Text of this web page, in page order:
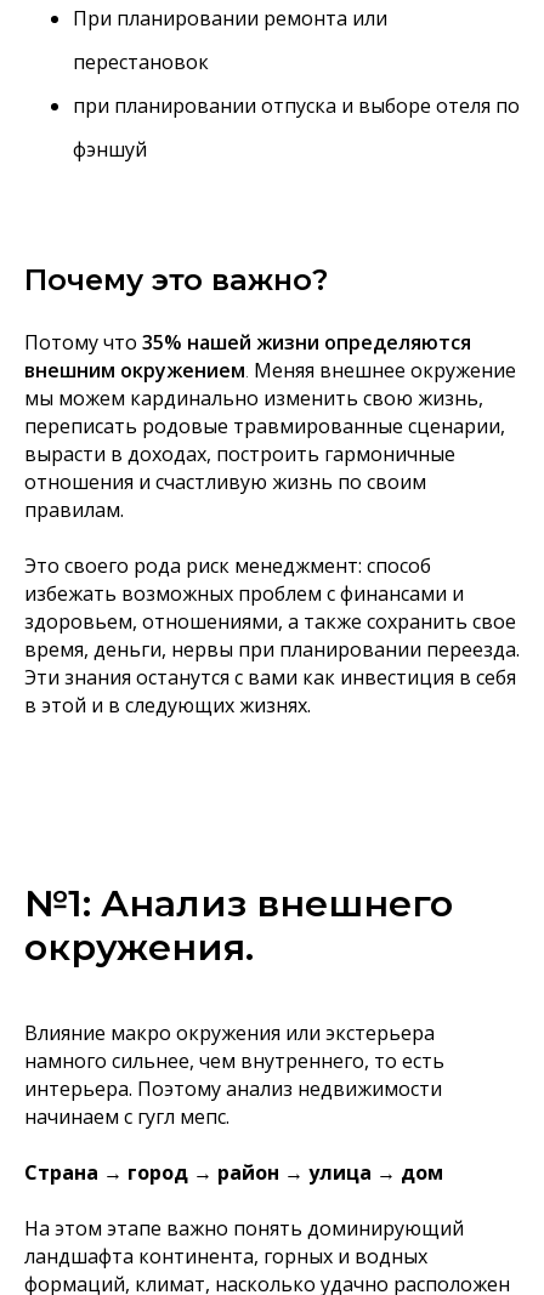
При планировании ремонта или
перестановок
при планировании отпуска и выборе отеля по
фэншуй
Почему это важно?
Потому что 35% нашей жизни определяются
внешним окружением. Меняя внешнее окружение
мы можем кардинально изменить свою жизнь,
переписать родовые травмированные сценарии,
вырасти в доходах, построить гармоничные
отношения и счастливую жизнь по своим
правилам.
Это своего рода риск менеджмент: способ
избежать возможных проблем с финансами и
здоровьем, отношениями, а также сохранить свое
время, деньги, нервы при планировании переезда.
Эти знания останутся с вами как инвестиция в себя
в этой и в следующих жизнях.
№1: Анализ внешнего
окружения.
Влияние макро окружения или экстерьера
намного сильнее, чем внутреннего, то есть
интерьера. Поэтому анализ недвижимости
начинаем с гугл мепс.
Страна → город → район → улица → дом
На этом этапе важно понять доминирующий
ландшафта континента, горных и водных
формаций, климат, насколько удачно расположен